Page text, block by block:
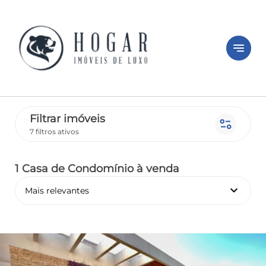
notes
Filtrar imóveis
7 filtros ativos page_info
1 Casa de Condomínio à venda
Mais relevantes keyboard_arrow_down